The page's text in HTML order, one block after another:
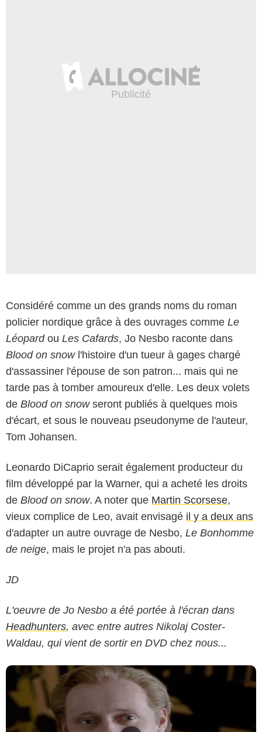
Considéré comme un des grands noms du roman
policier nordique grâce à des ouvrages comme Le
Léopard ou Les Cafards, Jo Nesbo raconte dans
Blood on snowl'histoire d'un tueur à gages chargé
d'assassiner l'épouse de son patron... mais qui ne
tarde pas à tomber amoureux d'elle. Les deux volets
de Blood on snowseront publiés à quelques mois
d'écart, et sous le nouveau pseudonyme de l'auteur,
Tom Johansen.
Leonardo DiCaprio serait également producteur du
film développé par la Warner, qui a acheté les droits
de Blood on snow. A noter que Martin Scorsese,
vieux complice de Leo, avait envisagé il y a deux ans
d'adapter un autre ouvrage de Nesbo, Le Bonhomme
de neige, mais le projet n'a pas abouti.
JD
L'oeuvre de Jo Nesbo a été portée à l'écran dans
Headhunters, avec entre autres Nikolaj Coster-
Waldau, qui vient de sortir en DVD chez nous...